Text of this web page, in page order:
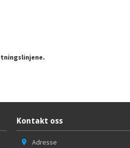
Kontakt oss
Adresse